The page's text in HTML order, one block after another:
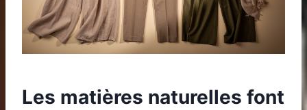
Les matières naturelles font